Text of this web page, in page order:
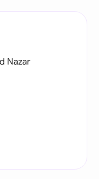
Nazar